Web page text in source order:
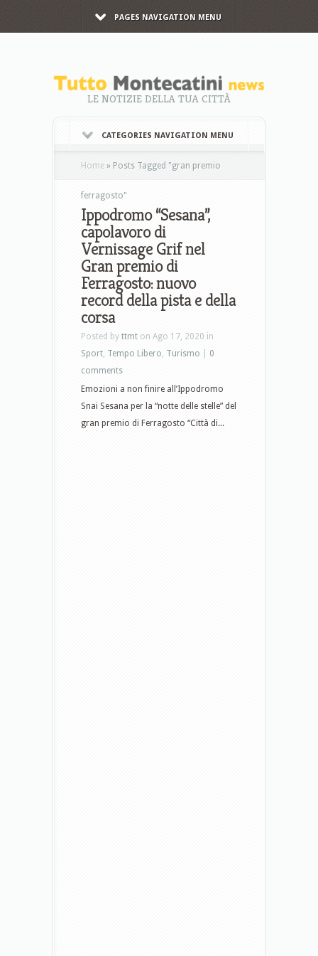
PAGES NAVIGATION MENU
LE NOTIZIE DELLA TUA CITTÀ
CATEGORIES NAVIGATION MENU
Home » Posts Tagged "gran premio
ferragosto"
Ippodromo “Sesana”,
capolavoro di
Vernissage Grif nel
Gran premio di
Ferragosto: nuovo
record della pista e della
corsa
Posted by ttmt on Ago 17, 2020 in
Sport, Tempo Libero, Turismo
0
comments
Emozioni a non finire all’Ippodromo
Snai Sesana per la “notte delle stelle” del
gran premio di Ferragosto “Città di...